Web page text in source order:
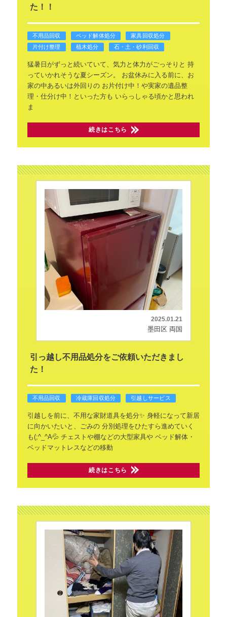
た！！
不用品回収 ベッド解体処分
家具回収処分
片付け整理
植木処分 石・土・砂利回収
猛暑日がずっと続いていて、気力と体力がごっそりと 持
っていかれそうな夏シーズン。
お盆休みに入る前に、お
家の中あるいは外回りのお片付け中！や実家の遺品整
理・仕分け中！といった方も いらっしゃる頃かと思われ
ま
続きはこちら
2025.01.21
墨田区 両国
引っ越し不用品処分をご依頼いただきまし
た！
不用品回収 冷蔵庫回収処分 引越しサービス
引越しを前に、不用な家財道具を処分✨ 身軽になって新居
に向かいたいと、ごみの分別処理をひたすら進めていく
も(;^_^A💦 チェストや棚などの大型家具やベッド解体・
ベッドマットレスなどの移動
続きはこちら